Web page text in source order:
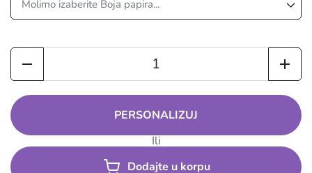
PERSONALIZUJ
Ili
Dodajte u korpu